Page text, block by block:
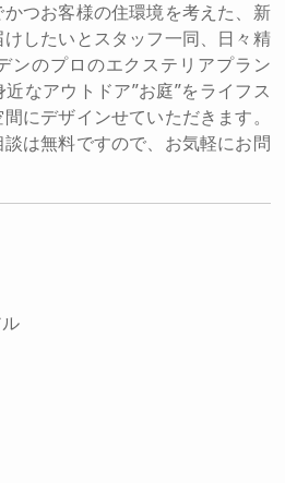
つお客様の住環境を考えた、新
したいとスタッフ一同、日々精
ンのプロのエクステリアプラン
なアウトドア”お庭”をライフス
にデザインせていただきます。
は無料ですので、お気軽にお問